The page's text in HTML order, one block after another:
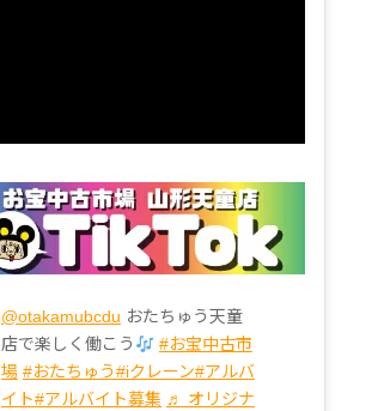
@otakamubcdu おたちゅう天童
店で楽しく働こう
#お宝中古市
場 #おたちゅう#iクレーン#アルバ
イト#アルバイト募集 ♬ オリジナ